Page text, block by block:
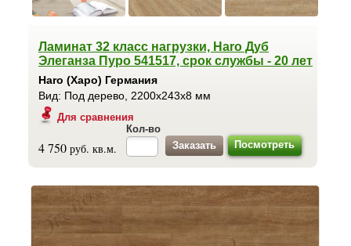
Ламинат 32 класс нагрузки, Haro Дуб
Элеганза Пуро 541517, срок службы - 20 лет
Haro (Харо) Германия
Вид: Под дерево, 2200x243x8 мм
Для сравнения
4 750 руб. кв.м.
Кол-во
Посмотреть